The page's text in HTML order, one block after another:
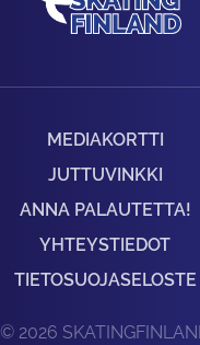
MEDIAKORTTI
JUTTUVINKKI
ANNA PALAUTETTA!
YHTEYSTIEDOT
TIETOSUOJASELOSTE
© 2026